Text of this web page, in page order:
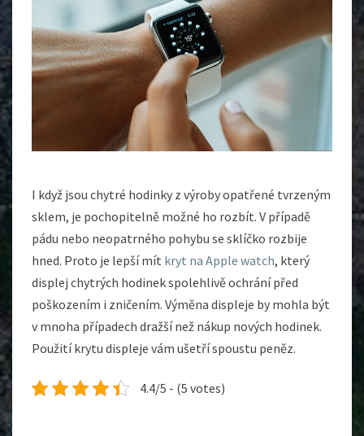
I když jsou chytré hodinky z výroby opatřené tvrzeným
sklem, je pochopitelně možné ho rozbít. V případě
pádu nebo neopatrného pohybu se sklíčko rozbije
hned. Proto je lepší mít kryt na Apple watch, který
displej chytrých hodinek spolehlivě ochrání před
poškozením i zničením. Výměna displeje by mohla být
v mnoha případech dražší než nákup nových hodinek.
Použití krytu displeje vám ušetří spoustu peněz.
4.4/5 - (5 votes)